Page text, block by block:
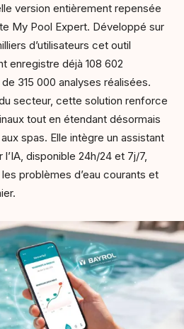
version entièrement repensée
My Pool Expert. Développé sur
d’utilisateurs cet outil
enregistre déjà 108 602
315 000 analyses réalisées.
secteur, cette solution renforce
tout en étendant désormais
spas. Elle intègre un assistant
disponible 24h/24 et 7j/7,
problèmes d’eau courants et